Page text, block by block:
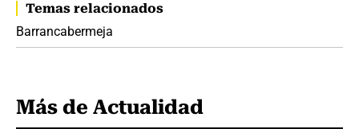
Temas relacionados
Barrancabermeja
Más de Actualidad